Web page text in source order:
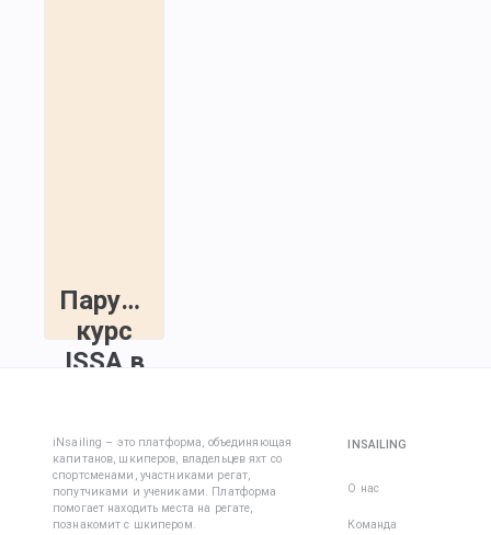
Парусный
курс
ISSA в
Skipper
(капитан
прибрежного
плавания)
iNsailing – это платформа, объединяющая
капитанов, шкиперов, владельцев яхт со
спортсменами, участниками регат,
попутчиками и учениками. Платформа
помогает находить места на регате,
познакомит с шкипером.
INSAILING
О нас
Команда